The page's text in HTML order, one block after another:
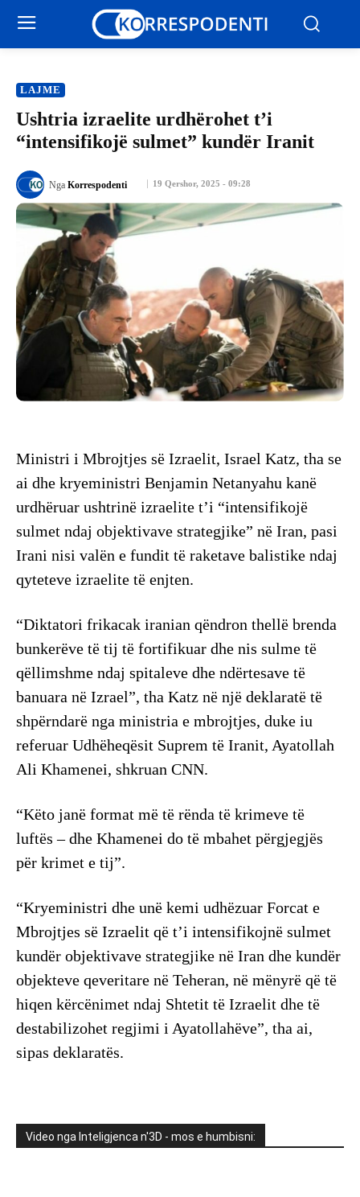
LAJME
Ushtria izraelite urdhërohet t’i
“intensifikojë sulmet” kundër Iranit
19 Qershor, 2025 - 09:28
Nga Korrespodenti
Ministri i Mbrojtjes së Izraelit, Israel Katz, tha se
ai dhe kryeministri Benjamin Netanyahu kanë
urdhëruar ushtrinë izraelite t’i “intensifikojë
sulmet ndaj objektivave strategjike” në Iran, pasi
Irani nisi valën e fundit të raketave balistike ndaj
qyteteve izraelite të enjten.
“Diktatori frikacak iranian qëndron thellë brenda
bunkerëve të tij të fortifikuar dhe nis sulme të
qëllimshme ndaj spitaleve dhe ndërtesave të
banuara në Izrael”, tha Katz në një deklaratë të
shpërndarë nga ministria e mbrojtjes, duke iu
referuar Udhëheqësit Suprem të Iranit, Ayatollah
Ali Khamenei, shkruan CNN.
“Këto janë format më të rënda të krimeve të
luftës – dhe Khamenei do të mbahet përgjegjës
për krimet e tij”.
“Kryeministri dhe unë kemi udhëzuar Forcat e
Mbrojtjes së Izraelit që t’i intensifikojnë sulmet
kundër objektivave strategjike në Iran dhe kundër
objekteve qeveritare në Teheran, në mënyrë që të
hiqen kërcënimet ndaj Shtetit të Izraelit dhe të
destabilizohet regjimi i Ayatollahëve”, tha ai,
sipas deklaratës.
Video nga Inteligjenca n'3D - mos e humbisni: